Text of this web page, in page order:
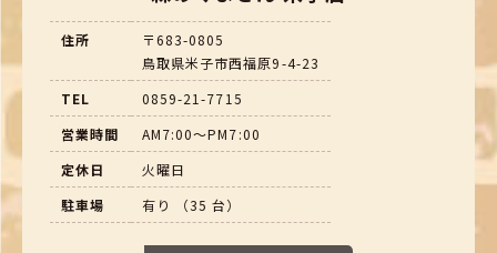
住所
〒683-0805
鳥取県米子市西福原9-4-23
TEL
0859-21-7715
営業時間
AM7:00～PM7:00
定休日
火曜日
駐車場
有り （35 台）